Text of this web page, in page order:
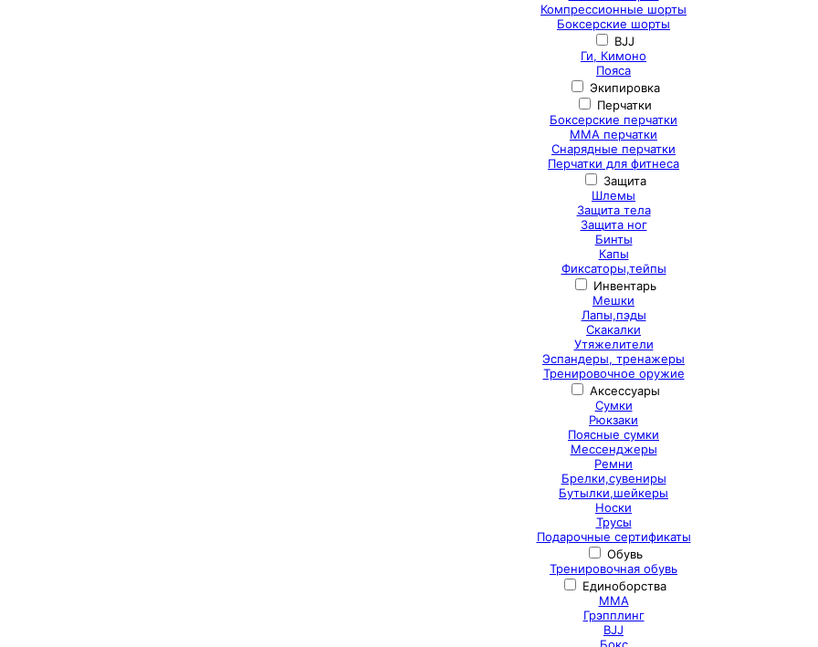
Компрессионные шорты
Боксерские шорты
BJJ
Ги, Кимоно
Пояса
Экипировка
Перчатки
Боксерские перчатки
ММА перчатки
Снарядные перчатки
Перчатки для фитнеса
Защита
Шлемы
Защита тела
Защита ног
Бинты
Капы
Фиксаторы,тейпы
Инвентарь
Мешки
Лапы,пэды
Скакалки
Утяжелители
Эспандеры, тренажеры
Тренировочное оружие
Аксессуары
Сумки
Рюкзаки
Поясные сумки
Мессенджеры
Ремни
Брелки,сувениры
Бутылки,шейкеры
Носки
Трусы
Подарочные сертификаты
Обувь
Тренировочная обувь
Единоборства
ММА
Грэпплинг
BJJ